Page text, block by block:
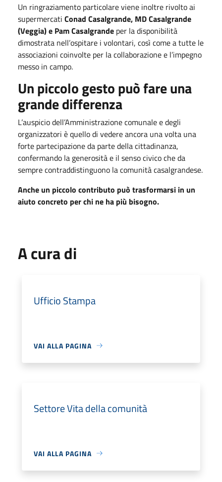
Un ringraziamento particolare viene inoltre rivolto ai
supermercati Conad Casalgrande, MD Casalgrande
(Veggia) e Pam Casalgrande per la disponibilità
dimostrata nell’ospitare i volontari, così come a tutte le
associazioni coinvolte per la collaborazione e l’impegno
messo in campo.
Un piccolo gesto può fare una
grande differenza
L’auspicio dell’Amministrazione comunale e degli
organizzatori è quello di vedere ancora una volta una
forte partecipazione da parte della cittadinanza,
confermando la generosità e il senso civico che da
sempre contraddistinguono la comunità casalgrandese.
Anche un piccolo contributo può trasformarsi in un
aiuto concreto per chi ne ha più bisogno.
A cura di
Ufficio Stampa
VAI ALLA PAGINA
Settore Vita della comunità
VAI ALLA PAGINA